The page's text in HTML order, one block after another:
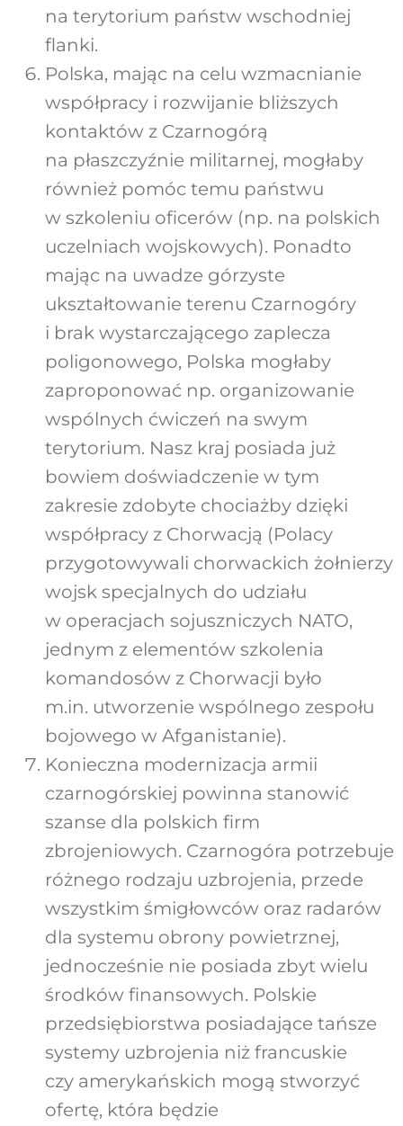
na terytorium państw wschodniej
flanki.
Polska, mając na celu wzmacnianie
współpracy i rozwijanie bliższych
kontaktów z Czarnogórą
na płaszczyźnie militarnej, mogłaby
również pomóc temu państwu
w szkoleniu oficerów (np. na polskich
uczelniach wojskowych). Ponadto
mając na uwadze górzyste
ukształtowanie terenu Czarnogóry
i brak wystarczającego zaplecza
poligonowego, Polska mogłaby
zaproponować np. organizowanie
wspólnych ćwiczeń na swym
terytorium. Nasz kraj posiada już
bowiem doświadczenie w tym
zakresie zdobyte chociażby dzięki
współpracy z Chorwacją (Polacy
przygotowywali chorwackich żołnierzy
wojsk specjalnych do udziału
w operacjach sojuszniczych NATO,
jednym z elementów szkolenia
komandosów z Chorwacji było
m.in. utworzenie wspólnego zespołu
bojowego w Afganistanie).
Konieczna modernizacja armii
czarnogórskiej powinna stanowić
szanse dla polskich firm
zbrojeniowych. Czarnogóra potrzebuje
różnego rodzaju uzbrojenia, przede
wszystkim śmigłowców oraz radarów
dla systemu obrony powietrznej,
jednocześnie nie posiada zbyt wielu
środków finansowych. Polskie
przedsiębiorstwa posiadające tańsze
systemy uzbrojenia niż francuskie
czy amerykańskich mogą stworzyć
ofertę, która będzie